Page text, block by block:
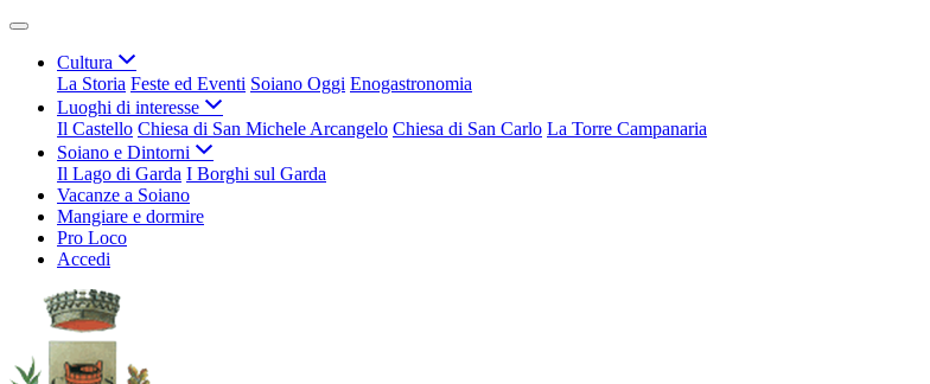
Cultura
La Storia Feste ed Eventi Soiano Oggi Enogastronomia
Luoghi di interesse
Il Castello Chiesa di San Michele Arcangelo Chiesa di San Carlo La Torre Campanaria
Soiano e Dintorni
Il Lago di Garda I Borghi sul Garda
Vacanze a Soiano
Mangiare e dormire
Pro Loco
Accedi